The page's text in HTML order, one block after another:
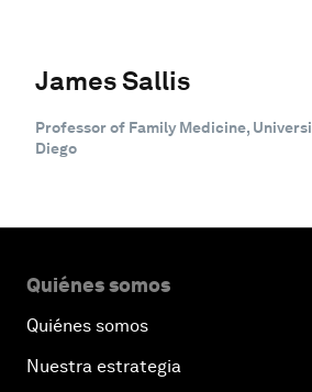
James Sallis
Professor of Family Medicine,
Diego
Quiénes somos
Quiénes somos
Nuestra estrategia